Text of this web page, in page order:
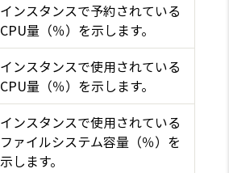
インスタンスで予約されている
CPU量（％）を示します。
インスタンスで使用されている
CPU量（％）を示します。
インスタンスで使用されている
ファイルシステム容量（％）を
示します。